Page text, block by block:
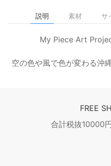
説明 素材 サ
My Piece Art
空の色や風で色が変わる沖
FREE
合計税抜10000